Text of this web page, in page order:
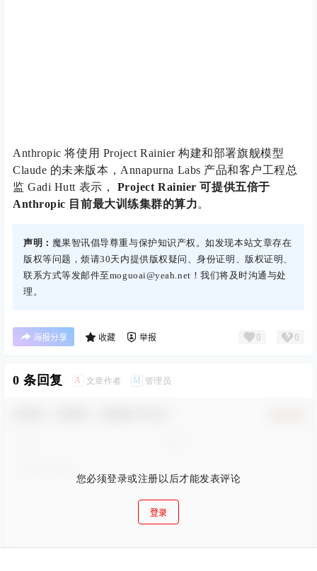
Anthropic 将使用 Project Rainier 构建和部署旗舰模型
Claude 的未来版本，Annapurna Labs 产品和客户工程总
监 Gadi Hutt 表示， Project Rainier 可提供五倍于
Anthropic 目前最大训练集群的算力。
声明： 魔果智讯倡导尊重与保护知识产权。如发现本站文章存在
版权等问题，烦请30天内提供版权疑问、身份证明、版权证明、
联系方式等发邮件至moguoai@yeah.net！我们将及时沟通与处
理。
海报分享 收藏 举报 0 0
0 条回复 A 文章作者 M 管理员
您必须登录或注册以后才能发表评论
登录